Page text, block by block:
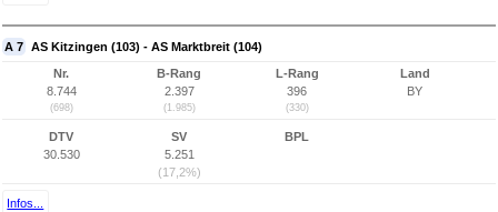
A 7 AS Kitzingen (103) - AS Marktbreit (104)
Nr.
8.744
(698)
B-Rang
2.397
(1.985)
L-Rang
396
(330)
Land
BY
DTV
30.530
SV
5.251
(17,2%)
BPL
Infos...